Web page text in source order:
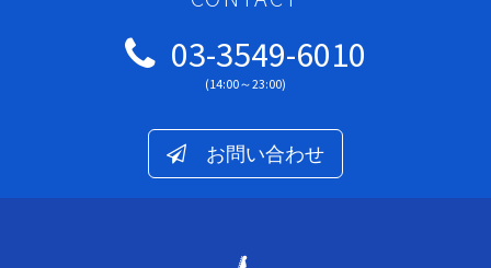
03-3549-6010
(14:00～23:00)
お問い合わせ